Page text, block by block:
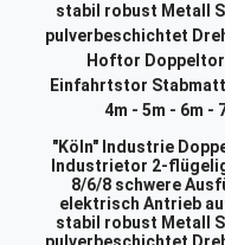
"Köln" Industrie
Industrietor 2-
8/6/8 schwere
elektrisch Antrieb
stabil robust Metall